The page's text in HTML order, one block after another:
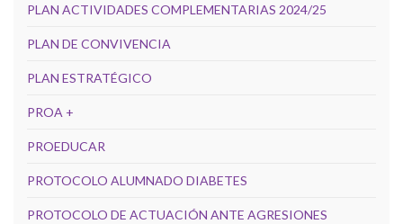
PLAN ACTIVIDADES COMPLEMENTARIAS 2024/25
PLAN DE CONVIVENCIA
PLAN ESTRATÉGICO
PROA +
PROEDUCAR
PROTOCOLO ALUMNADO DIABETES
PROTOCOLO DE ACTUACIÓN ANTE AGRESIONES